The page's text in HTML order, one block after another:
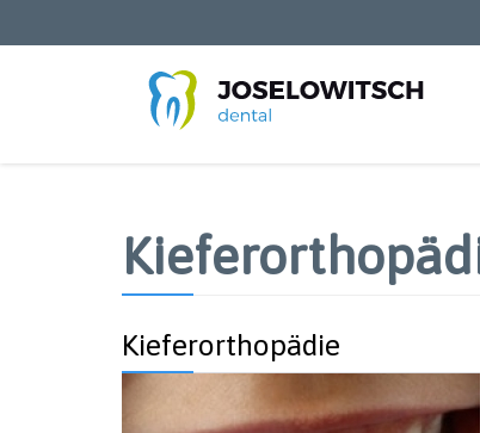
Inhalt
Kieferorthopädie